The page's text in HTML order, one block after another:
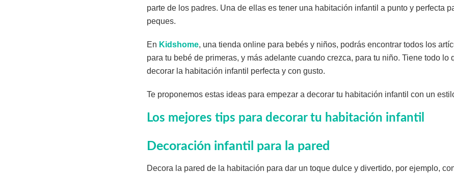
parte de los padres. Una de ellas es tener una habitación infantil a punto y perfecta
peques.
En Kidshome, una tienda online para bebés y niños, podrás encontrar todos los
para tu bebé de primeras, y más adelante cuando crezca, para tu niño. Tiene todo lo
decorar la habitación infantil perfecta y con gusto.
Te proponemos estas ideas para empezar a decorar tu habitación infantil con un
Los mejores tips para decorar tu habitación infantil
Decoración infantil para la pared
Decora la pared de la habitación para dar un toque dulce y divertido, por ejemplo,